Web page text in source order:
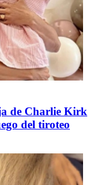
de Charlie Kirk
del tiroteo